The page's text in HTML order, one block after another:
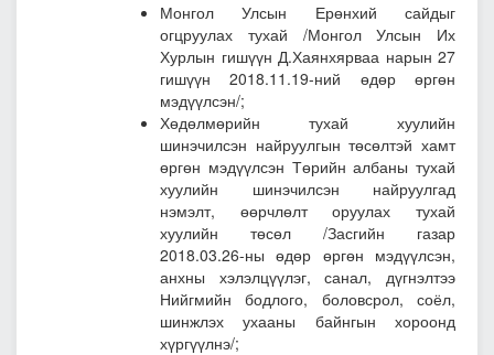
Монгол Улсын Ерөнхий сайдыг
огцруулах тухай /Монгол Улсын Их
Хурлын гишүүн Д.Хаянхярваа нарын 27
гишүүн 2018.11.19-ний өдөр өргөн
мэдүүлсэн/;
Хөдөлмөрийн тухай хуулийн
шинэчилсэн найруулгын төсөлтэй хамт
өргөн мэдүүлсэн Төрийн албаны тухай
хуулийн шинэчилсэн найруулгад
нэмэлт, өөрчлөлт оруулах тухай
хуулийн төсөл /Засгийн газар
2018.03.26-ны өдөр өргөн мэдүүлсэн,
анхны хэлэлцүүлэг, санал, дүгнэлтээ
Нийгмийн бодлого, боловсрол, соёл,
шинжлэх ухааны байнгын хороонд
хүргүүлнэ/;